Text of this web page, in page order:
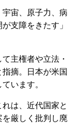
宙、原子力、病
支障をきたす」
主権者や立法・
摘。日本が米国
います。
は、近代国家と
厳しく批判し廃